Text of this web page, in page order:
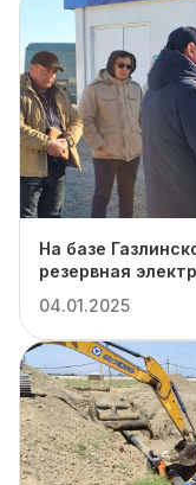
На базе
резервная
04.01.2025